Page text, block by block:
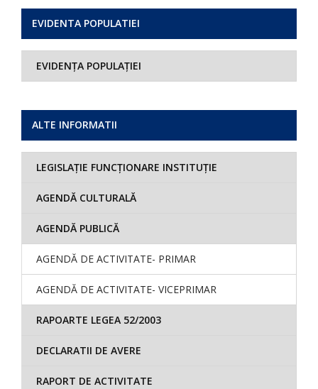
EVIDENTA POPULATIEI
EVIDENȚA POPULAȚIEI
ALTE INFORMATII
LEGISLAȚIE FUNCȚIONARE INSTITUȚIE
AGENDĂ CULTURALĂ
AGENDĂ PUBLICĂ
AGENDĂ DE ACTIVITATE- PRIMAR
AGENDĂ DE ACTIVITATE- VICEPRIMAR
RAPOARTE LEGEA 52/2003
DECLARATII DE AVERE
RAPORT DE ACTIVITATE